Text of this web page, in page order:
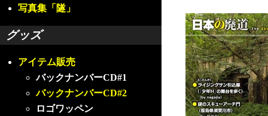
写真集「隧」
グッズ
アイテム販売
バックナンバーCD#1
バックナンバーCD#2
ロゴワッペン